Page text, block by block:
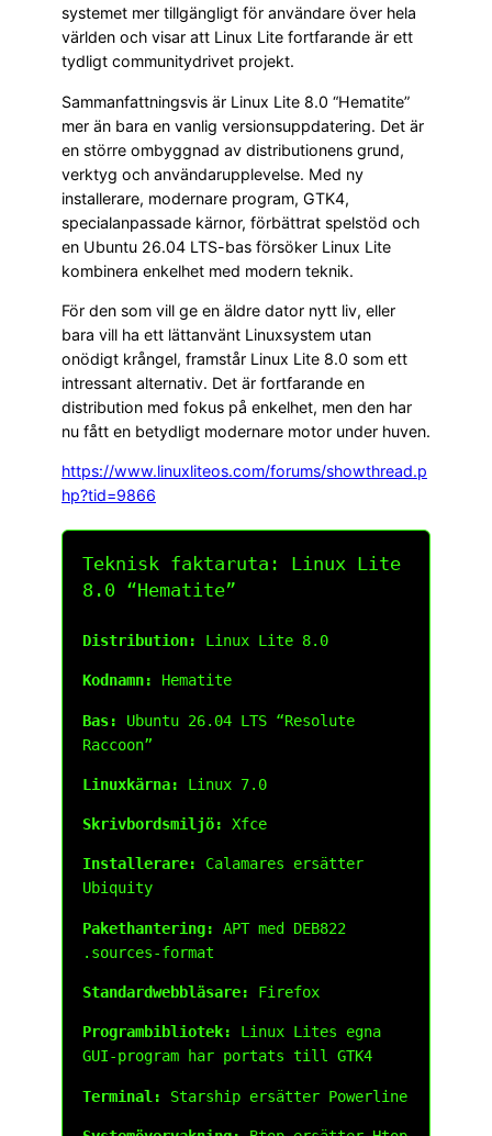
systemet mer tillgängligt för användare över hela
världen och visar att Linux Lite fortfarande är ett
tydligt communitydrivet projekt.
Sammanfattningsvis är Linux Lite 8.0 “Hematite”
mer än bara en vanlig versionsuppdatering. Det är
en större ombyggnad av distributionens grund,
verktyg och användarupplevelse. Med ny
installerare, modernare program, GTK4,
specialanpassade kärnor, förbättrat spelstöd och
en Ubuntu 26.04 LTS-bas försöker Linux Lite
kombinera enkelhet med modern teknik.
För den som vill ge en äldre dator nytt liv, eller
bara vill ha ett lättanvänt Linuxsystem utan
onödigt krångel, framstår Linux Lite 8.0 som ett
intressant alternativ. Det är fortfarande en
distribution med fokus på enkelhet, men den har
nu fått en betydligt modernare motor under huven.
https://www.linuxliteos.com/forums/showthread.p
hp?tid=9866
Teknisk faktaruta: Linux Lite
8.0 “Hematite”
Distribution: Linux Lite 8.0
Kodnamn: Hematite
Bas:
Ubuntu 26.04 LTS “Resolute
Raccoon”
Linuxkärna: Linux 7.0
Skrivbordsmiljö: Xfce
Installerare:
Calamares ersätter
Ubiquity
Pakethantering:
APT med DEB822
.sources-format
Standardwebbläsare: Firefox
Programbibliotek:
Linux Lites egna
GUI-program har portats till GTK4
Terminal: Starship ersätter Powerline